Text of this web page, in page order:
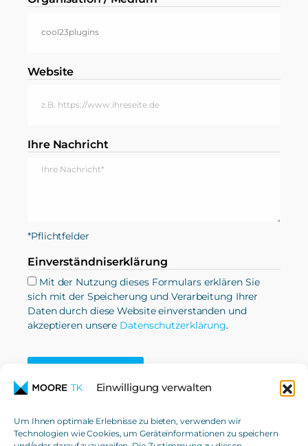
Einwilligung verwalten
Um Ihnen optimale Erlebnisse zu bieten, verwenden wir
Technologien wie Cookies, um Geräteinformationen zu speichern
Website
Ihre Nachricht
*Pflichtfelder
Einverständniserklärung
Mit der Nutzung dieses Formulars erklären Sie
sich mit der Speicherung und Verarbeitung Ihrer
Daten durch diese Website einverstanden und
akzeptieren unsere Datenschutzerklärung.
SENDEN